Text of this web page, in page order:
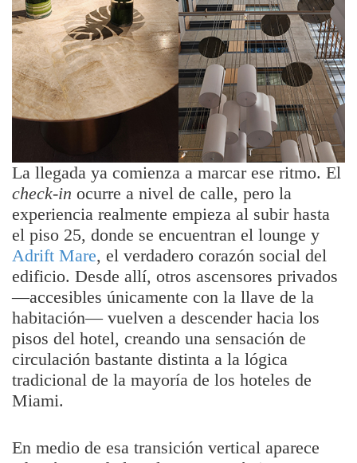
La llegada ya comienza a marcar ese ritmo. El
check-in ocurre a nivel de calle, pero la
experiencia realmente empieza al subir hasta
el piso 25, donde se encuentran el lounge y
Adrift Mare, el verdadero corazón social del
edificio. Desde allí, otros ascensores privados
—accesibles únicamente con la llave de la
habitación— vuelven a descender hacia los
pisos del hotel, creando una sensación de
circulación bastante distinta a la lógica
tradicional de la mayoría de los hoteles de
Miami.
En medio de esa transición vertical aparece